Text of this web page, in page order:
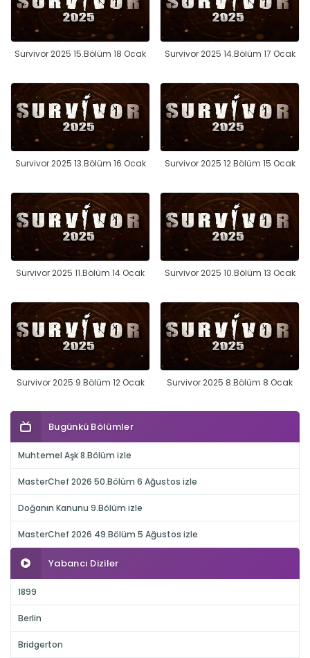
Survivor 2025 15.Bölüm 18 Ocak Survivor 2025 14.Bölüm 17 Ocak
Survivor 2025 13.Bölüm 16 Ocak Survivor 2025 12.Bölüm 15 Ocak
Survivor 2025 11.Bölüm 14 Ocak Survivor 2025 10.Bölüm 13 Ocak
Survivor 2025 9.Bölüm 12 Ocak Survivor 2025 8.Bölüm 8 Ocak
Bugünkü Bölümler
Muhtemel Aşk 8.Bölüm izle
MasterChef 2026 50.Bölüm 6 Ağustos izle
Doğanın Kanunu 9.Bölüm izle
MasterChef 2026 49.Bölüm 5 Ağustos izle
Yabancı Diziler
1899
Berlin
Bridgerton